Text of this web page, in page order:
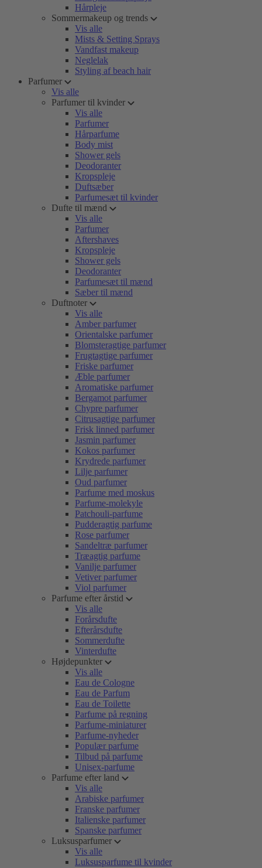
Hårpleje
Sommermakeup og trends
Vis alle
Mists & Setting Sprays
Vandfast makeup
Neglelak
Styling af beach hair
Parfumer
Vis alle
Parfumer til kvinder
Vis alle
Parfumer
Hårparfume
Body mist
Shower gels
Deodoranter
Kropspleje
Duftsæber
Parfumesæt til kvinder
Dufte til mænd
Vis alle
Parfumer
Aftershaves
Kropspleje
Shower gels
Deodoranter
Parfumesæt til mænd
Sæber til mænd
Duftnoter
Vis alle
Amber parfumer
Orientalske parfumer
Blomsteragtige parfumer
Frugtagtige parfumer
Friske parfumer
Æble parfumer
Aromatiske parfumer
Bergamot parfumer
Chypre parfumer
Citrusagtige parfumer
Frisk linned parfumer
Jasmin parfumer
Kokos parfumer
Krydrede parfumer
Lilje parfumer
Oud parfumer
Parfume med moskus
Parfume-molekyle
Patchouli-parfume
Pudderagtig parfume
Rose parfumer
Sandeltræ parfumer
Træagtig parfume
Vanilje parfumer
Vetiver parfumer
Viol parfumer
Parfume efter årstid
Vis alle
Forårsdufte
Efterårsdufte
Sommerdufte
Vinterdufte
Højdepunkter
Vis alle
Eau de Cologne
Eau de Parfum
Eau de Toilette
Parfume på regning
Parfume-miniaturer
Parfume-nyheder
Populær parfume
Tilbud på parfume
Unisex-parfume
Parfume efter land
Vis alle
Arabiske parfumer
Franske parfumer
Italienske parfumer
Spanske parfumer
Luksusparfumer
Vis alle
Luksusparfume til kvinder